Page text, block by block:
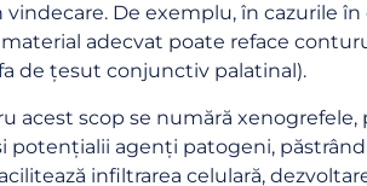
De exemplu, în cazurile
adecvat poate reface
de țesut conjunctiv palatinal).
scop se numără
agenți patogeni,
infiltrarea celulară,